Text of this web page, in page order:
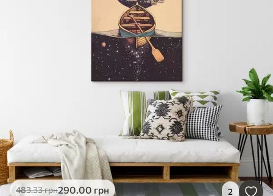
483.33грн290.00 грн 2